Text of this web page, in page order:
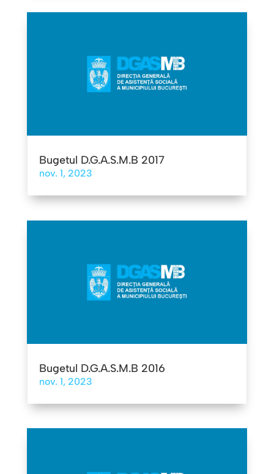
Bugetul D.G.A.S.M.B 2017
nov. 1, 2023
Bugetul D.G.A.S.M.B 2016
nov. 1, 2023